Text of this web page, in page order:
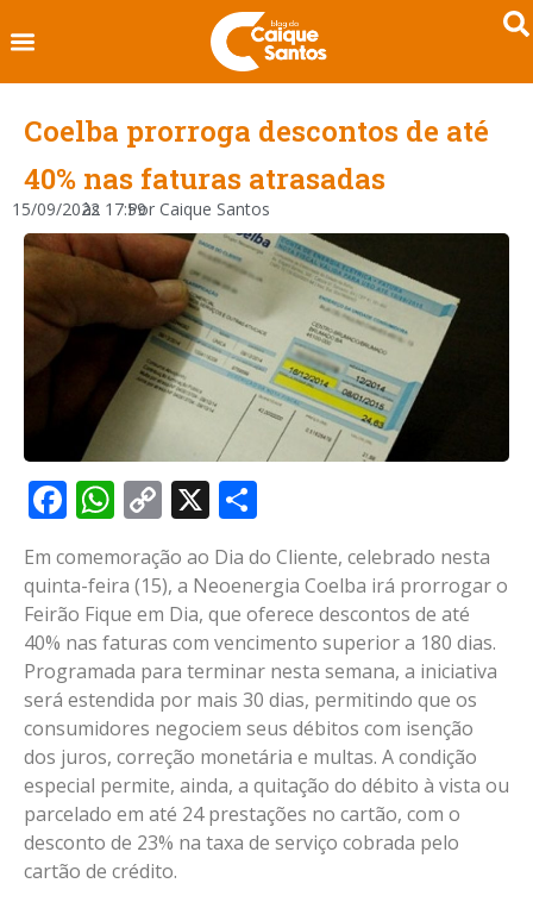
Coelba prorroga descontos de até
40% nas faturas atrasadas
15/09/2022
às 17:59
Por Caique Santos
Facebook
WhatsApp
Copy
Link
X
Em comemoração ao Dia do Cliente, celebrado nesta
quinta-feira (15), a Neoenergia Coelba irá prorrogar o
Feirão Fique em Dia, que oferece descontos de até
40% nas faturas com vencimento superior a 180 dias.
Programada para terminar nesta semana, a iniciativa
será estendida por mais 30 dias, permitindo que os
consumidores negociem seus débitos com isenção
dos juros, correção monetária e multas. A condição
especial permite, ainda, a quitação do débito à vista ou
parcelado em até 24 prestações no cartão, com o
desconto de 23% na taxa de serviço cobrada pelo
cartão de crédito.